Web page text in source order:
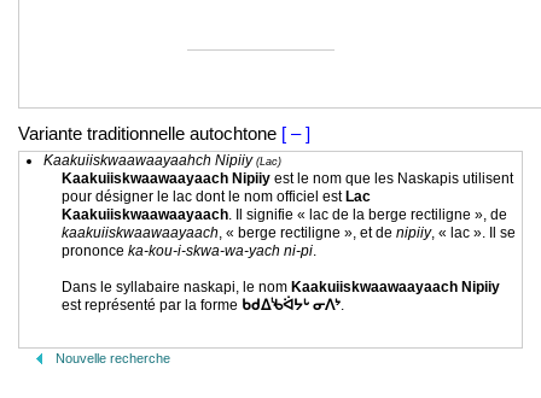
Variante traditionnelle autochtone [ – ]
Kaakuiiskwaawaayaahch Nipiiy (Lac)
Kaakuiiskwaawaayaach Nipiiy est le nom que les Naskapis utilisent
pour désigner le lac dont le nom officiel est Lac
Kaakuiiskwaawaayaach. Il signifie « lac de la berge rectiligne », de
kaakuiiskwaawaayaach, « berge rectiligne », et de nipiiy, « lac ». Il se
prononce ka-kou-i-skwa-wa-yach ni-pi.
Dans le syllabaire naskapi, le nom Kaakuiiskwaawaayaach Nipiiy
est représenté par la forme ᑲᑯᐃᔎᐛᔭᒡ ᓂᐱᔾ.
Nouvelle recherche